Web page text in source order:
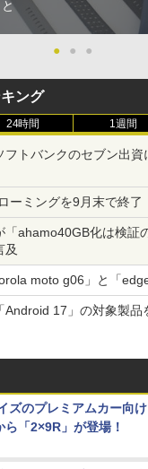
● ● ●
ング
24時間 1週間
フトバンクのセブン出資
ーミングを9月末で終了
「ahamo40GB化は検証
及
moto g06」と「
Android 17」の対象製品
ズのプレミアムカー向
ら「2×9R」が登場！